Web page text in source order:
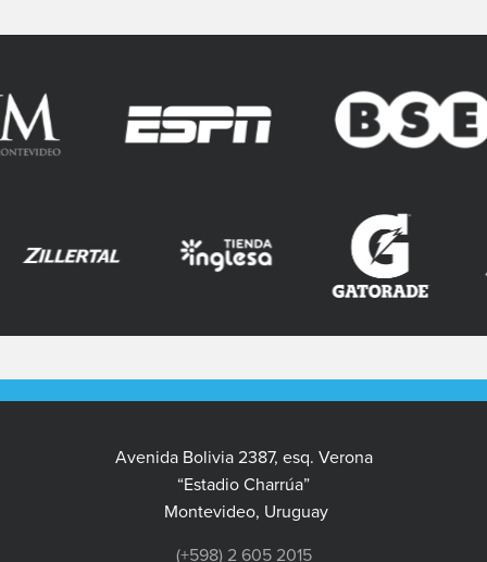
Avenida Bolivia 2387, esq. Verona
“Estadio Charrúa”
Montevideo, Uruguay
(+598) 2 605 2015